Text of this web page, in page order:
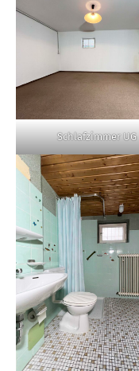
Schlafzimmer UG